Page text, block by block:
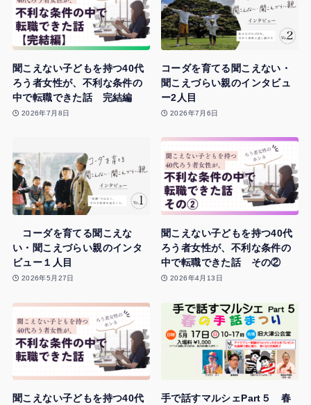
聞こえない子どもを持つ40代
ろう者女性が、不利な条件の
中で転職できた話 完結編
2026年7月8日
コーダを育てる聞こえない・
聞こえづらい親のインタビュ
ー2人目
2026年7月6日
コーダを育てる聞こえな
い・聞こえづらい親のインタ
ビュー１人目
2026年5月27日
聞こえない子どもを持つ40代
ろう者女性が、不利な条件の
中で転職できた話 その②
2026年4月13日
聞こえない子どもを持つ40代
手で話すマルシェPart５ 春